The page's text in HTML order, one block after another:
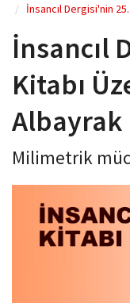
N
v
g
a
t
o
n
İnsancıl Dergisi'nin
İnsancıl
Kitabı
Albayrak
Milimetrik